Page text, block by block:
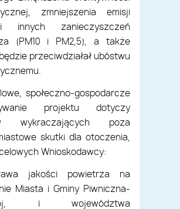
zmniejszenia emisji
innych zanieczyszczeń
(PM10 i PM2,5), a także
przeciwdziałał ubóstwu
społeczno-gospodarcze
projektu dotyczy
wykraczających poza
skutki dla otoczenia,
Wnioskodawcy:
jakości powietrza na
Miasta i Gminy Piwniczna-
i województwa